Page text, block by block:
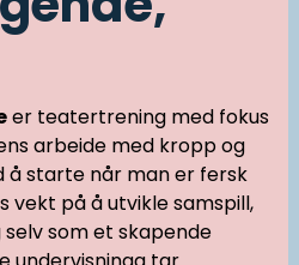
er teatertrening med fokus
arbeide med kropp og
starte når man er fersk
vekt på å utvikle samspill,
som et skapende